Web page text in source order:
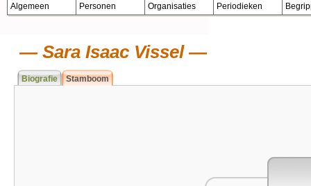
Algemeen Personen Organisaties Periodieken
Sara Isaac Vissel
Biografie Stamboom